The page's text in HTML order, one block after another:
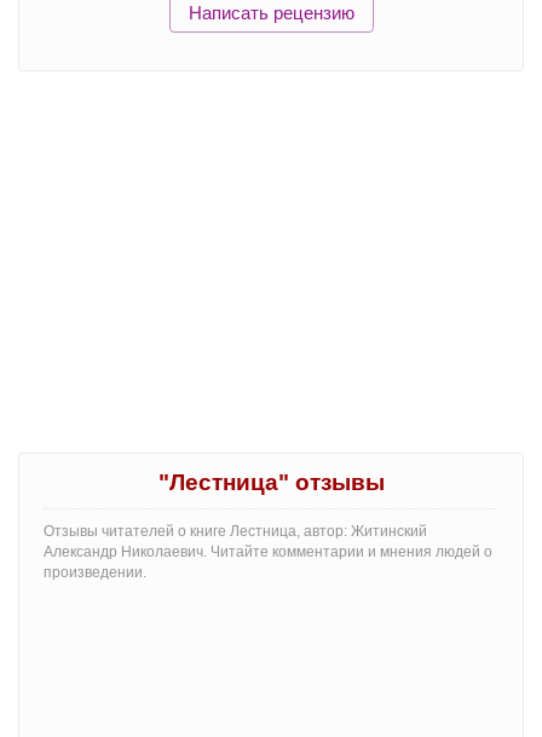
Написать рецензию
"Лестница" отзывы
Отзывы читателей о книге Лестница, автор: Житинский
Александр Николаевич. Читайте комментарии и мнения людей о
произведении.